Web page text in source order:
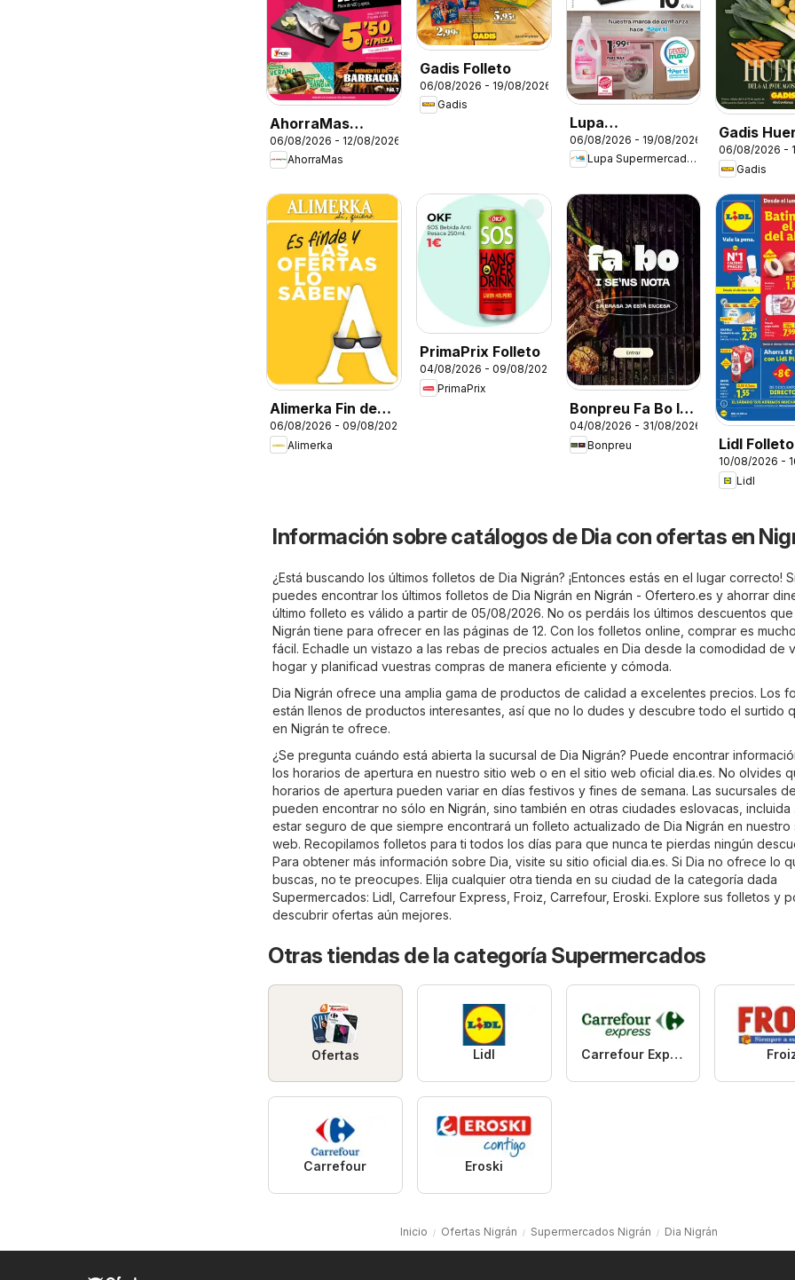
AhorraMas
Folleto
06/08/2026 - 12/08/2026
AhorraMas
Gadis Folleto
06/08/2026 - 19/08/2026
Gadis
Lupa
Supermercados
Folleto
06/08/2026 - 19/08/2026
Lupa Supermercados
Gadis
06/08/2026 -
Gadis
Alimerka Fin de
semana
06/08/2026 - 09/08/2026
Alimerka
PrimaPrix Folleto
04/08/2026 - 09/08/2026
PrimaPrix
Bonpreu Fa Bo I
Se'ns Nota
04/08/2026 - 31/08/2026
Bonpreu
Lidl Folleto
10/08/2026 -
Lidl
Información sobre catálogos de Dia con ofertas en
¿Está buscando los últimos folletos de Dia Nigrán? ¡Entonces estás en el lugar correcto!
puedes encontrar los últimos folletos de Dia Nigrán en Nigrán - Ofertero.es y ahorrar
último folleto es válido a partir de 05/08/2026. No os perdáis los últimos descuentos que
Nigrán tiene para ofrecer en las páginas de 12. Con los folletos online, comprar es
fácil. Echadle un vistazo a las rebas de precios actuales en Dia desde la comodidad de
hogar y planificad vuestras compras de manera eficiente y cómoda.
Dia Nigrán ofrece una amplia gama de productos de calidad a excelentes precios. Los
están llenos de productos interesantes, así que no lo dudes y descubre todo el surtido
en Nigrán te ofrece.
¿Se pregunta cuándo está abierta la sucursal de Dia Nigrán? Puede encontrar
los horarios de apertura en nuestro sitio web o en el sitio web oficial dia.es. No olvides
horarios de apertura pueden variar en días festivos y fines de semana. Las sucursales
pueden encontrar no sólo en Nigrán, sino también en otras ciudades eslovacas, incluida
estar seguro de que siempre encontrará un folleto actualizado de Dia Nigrán en nuestro
web. Recopilamos folletos para ti todos los días para que nunca te pierdas ningún
Para obtener más información sobre Dia, visite su sitio oficial dia.es. Si Dia no ofrece lo
buscas, no te preocupes. Elija cualquier otra tienda en su ciudad de la categoría dada
Supermercados: Lidl , Carrefour Express, Froiz, Carrefour, Eroski. Explore sus folletos y
descubrir ofertas aún mejores.
Otras tiendas de la categoría Supermercados
Ofertas Lidl Carrefour Express
Carrefour Eroski
Inicio Ofertas Nigrán Supermercados Nigrán Dia Nigrán